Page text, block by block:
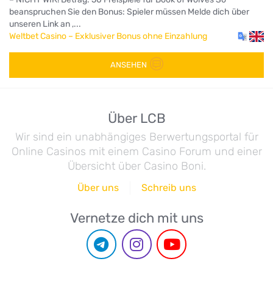
beanspruchen Sie den Bonus: Spieler müssen Melde dich über
unseren Link an ,...
Weltbet Casino – Exklusiver Bonus ohne Einzahlung
ANSEHEN
Über LCB
Wir sind ein unabhängiges Berwertungsportal für
Online Casinos mit einem Casino Forum und einer
Übersicht über Casino Boni.
Über uns Schreib uns
Vernetze dich mit uns